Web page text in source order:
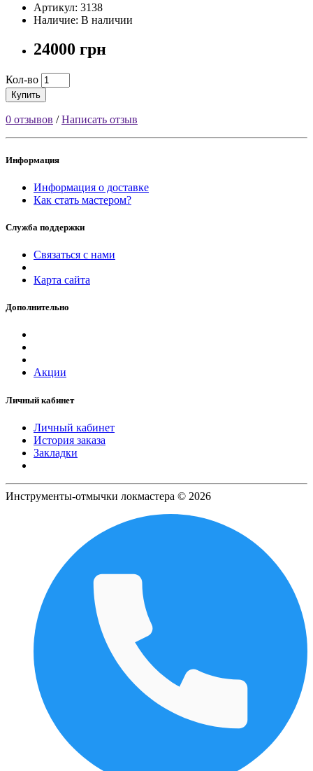
Артикул: 3138
Наличие: В наличии
24000 грн
Кол-во
Купить
0 отзывов /Написать отзыв
Информация
Информация о доставке
Как стать мастером?
Служба поддержки
Связаться с нами
Карта сайта
Дополнительно
Акции
Личный кабинет
Личный кабинет
История заказа
Закладки
Инструменты-отмычки локмастера © 2026